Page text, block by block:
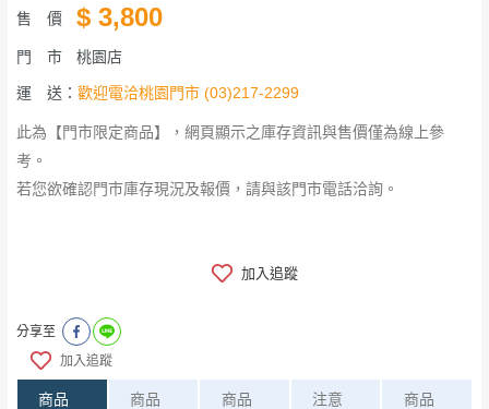
售 價 $ 3,800
門 市 桃園店
運 送： 歡迎電洽桃園門市 (03)217-2299
此為【門市限定商品】，網頁顯示之庫存資訊與售價僅為線上參
考。
若您欲確認門市庫存現況及報價，請與該門市電話洽詢。
加入追蹤
分享至
加入追蹤
商品
商品
商品
注意
商品